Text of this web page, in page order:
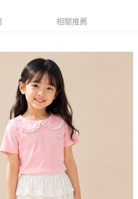
含以上)免運費
含以上)免運費
含以上)免運費
含以上)免運費
相關推薦